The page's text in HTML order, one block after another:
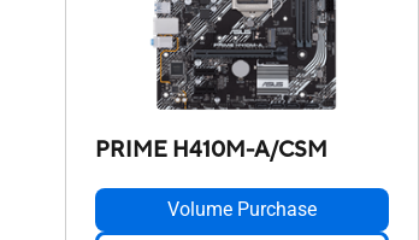
PRIME H410M-A/CSM
Volume Purchase